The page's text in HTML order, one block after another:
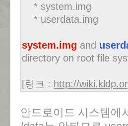
* system.img
* userdata.img
system.img and
directory on root file
[링크 : http://
안드로이드 시스템에